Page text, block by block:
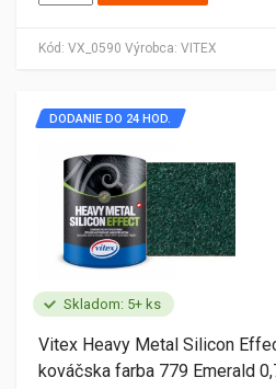
Kód: VX_0590 Výrobca: VITEX
Skladom: 5+ ks
DODANIE DO 24 HOD.
Vitex Heavy Metal Silicon
kováčska farba 779 Emerald